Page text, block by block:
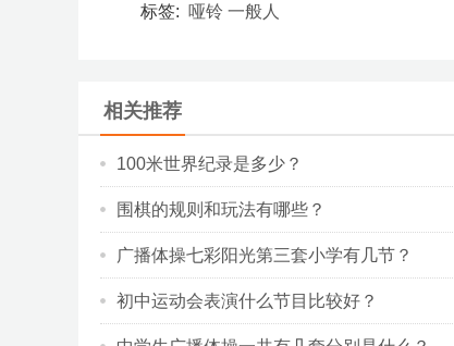
标签: 哑铃 一般人
相关推荐
100米世界纪录是多少？
围棋的规则和玩法有哪些？
广播体操七彩阳光第三套小学有几节？
初中运动会表演什么节目比较好？